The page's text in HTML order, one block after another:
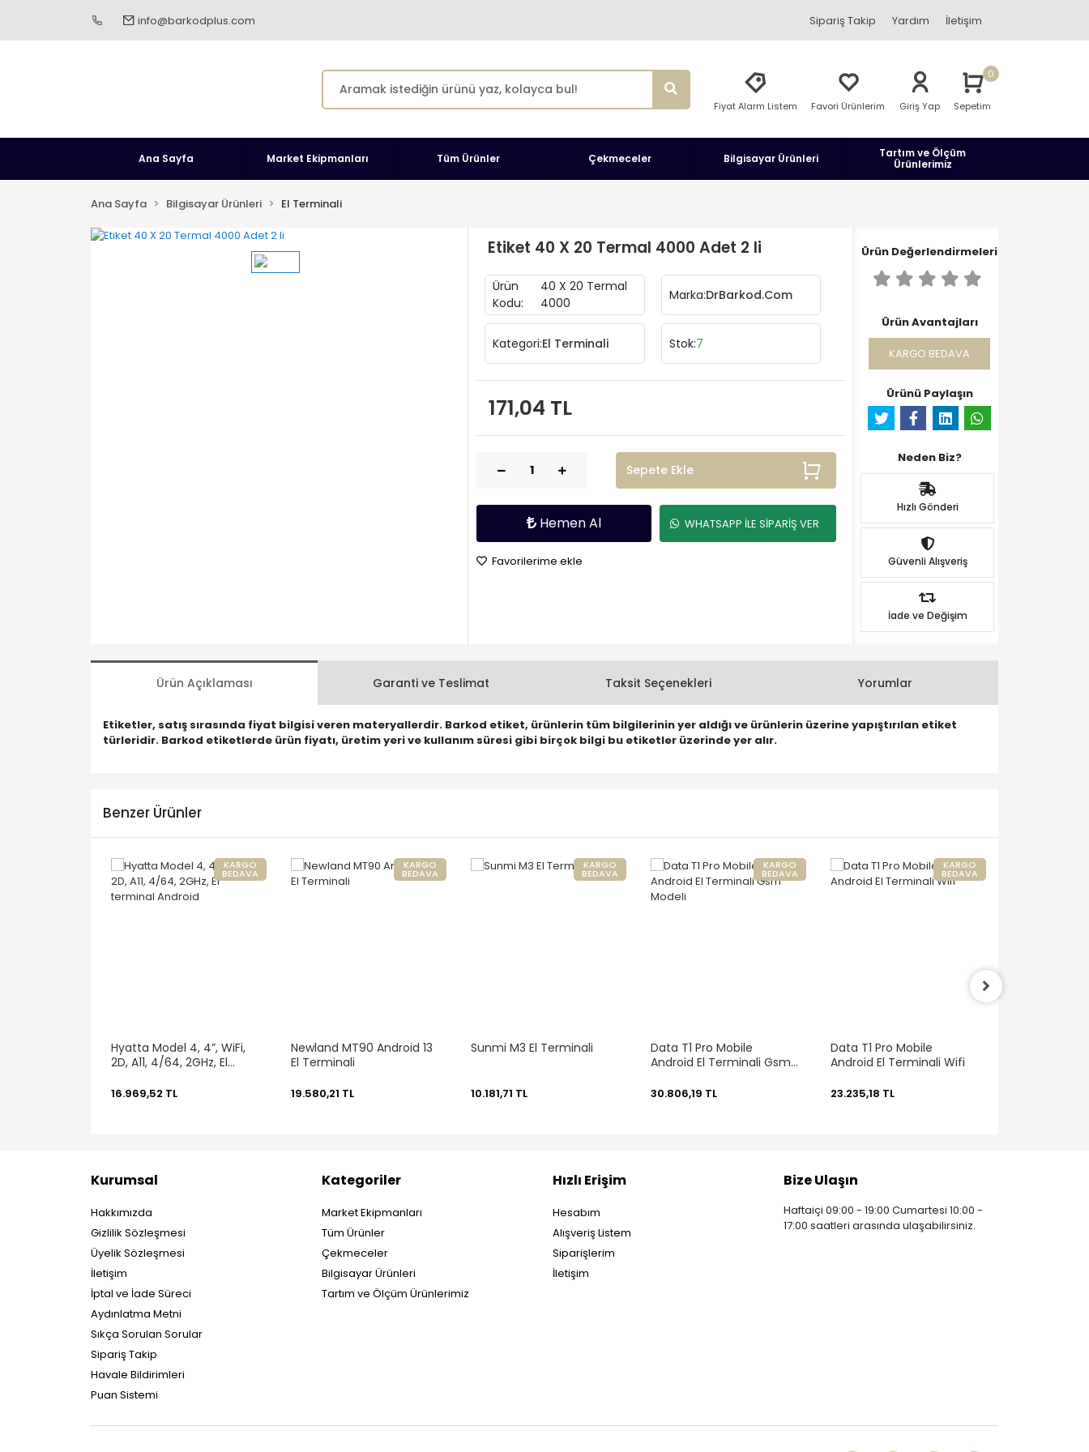
info@barkodplus.com Sipariş Takip Yardım İletişim
Fiyat Alarm Listem Favori Ürünlerim Giriş Yap Sepetim
0
Ana Sayfa Market Ekipmanları Tüm Ürünler Çekmeceler Bilgisayar Ürünleri
Tartım ve Ölçüm
Ürünlerimiz
Ana Sayfa Bilgisayar Ürünleri El Terminali
Etiket 40 X 20 Termal 4000 Adet 2 li
Ürün
Kodu:
40 X 20 Termal
4000
Marka:DrBarkod.Com
Kategori:El Terminali Stok:7
171,04 TL
Sepete Ekle
Hemen Al WHATSAPP İLE SİPARİŞ VER
Favorilerime ekle
Ürün Değerlendirmeleri
Ürün Avantajları
KARGO BEDAVA
Ürünü Paylaşın
Neden Biz?
Hızlı Gönderi
Güvenli Alışveriş
İade ve Değişim
Ürün Açıklaması Garanti ve Teslimat Taksit Seçenekleri Yorumlar
Etiketler, satış sırasında fiyat bilgisi veren materyallerdir. Barkod etiket, ürünlerin tüm bilgilerinin yer aldığı ve ürünlerin üzerine yapıştırılan etiket
türleridir. Barkod etiketlerde ürün fiyatı, üretim yeri ve kullanım süresi gibi birçok bilgi bu etiketler üzerinde yer alır.
Benzer Ürünler
KARGO
BEDAVA
Hyatta Model 4, 4”, WiFi,
2D, A11, 4/64, 2GHz, El
16.969,52 TL
KARGO
BEDAVA
Newland MT90 Android 13
El Terminali
19.580,21 TL
KARGO
BEDAVA
Sunmi M3 El Terminali
10.181,71 TL
KARGO
BEDAVA
Data T1 Pro Mobile
Android El Terminali Gsm
30.806,19 TL
KARGO
BEDAVA
Data T1 Pro Mobile
Android El Terminali Wifi
23.235,18 TL
Kurumsal
Hakkımızda
Gizlilik Sözleşmesi
Üyelik Sözleşmesi
İletişim
İptal ve İade Süreci
Aydınlatma Metni
Sıkça Sorulan Sorular
Sipariş Takip
Havale Bildirimleri
Puan Sistemi
Kategoriler
Market Ekipmanları
Tüm Ürünler
Çekmeceler
Bilgisayar Ürünleri
Tartım ve Ölçüm Ürünlerimiz
Hızlı Erişim
Hesabım
Alışveriş Listem
Siparişlerim
İletişim
Bize Ulaşın
Haftaiçi 09:00 - 19:00 Cumartesi 10:00 -
17:00 saatleri arasında ulaşabilirsiniz.